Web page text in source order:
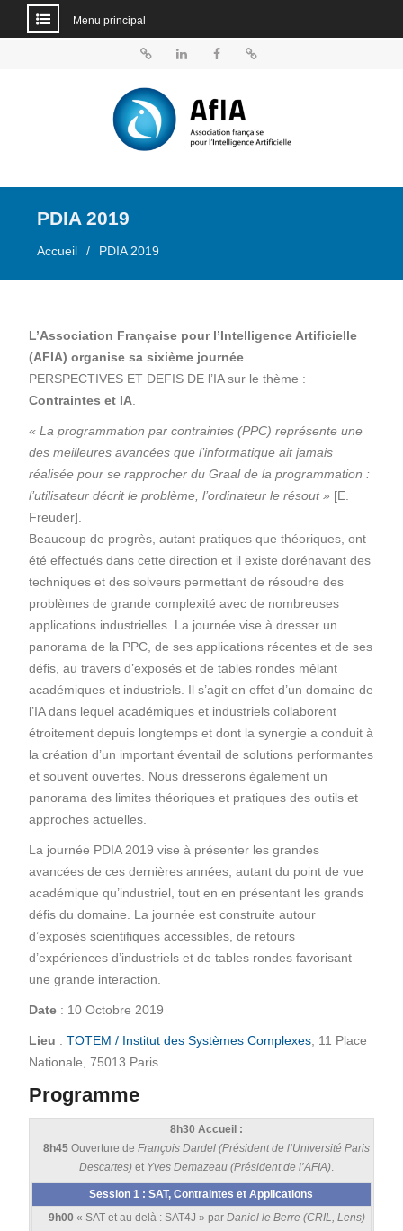
Menu principal
PDIA 2019
Accueil PDIA 2019
L’Association Française pour l’Intelligence Artificielle
(AFIA) organise sa sixième journée
PERSPECTIVES ET DEFIS DE l’IA sur le thème :
Contraintes et IA.
« La programmation par contraintes (PPC) représente une
des meilleures avancées que l’informatique ait jamais
réalisée pour se rapprocher du Graal de la programmation :
l’utilisateur décrit le problème, l’ordinateur le résout » [E.
Freuder].
Beaucoup de progrès, autant pratiques que théoriques, ont
été effectués dans cette direction et il existe dorénavant des
techniques et des solveurs permettant de résoudre des
problèmes de grande complexité avec de nombreuses
applications industrielles. La journée vise à dresser un
panorama de la PPC, de ses applications récentes et de ses
défis, au travers d’exposés et de tables rondes mêlant
académiques et industriels. Il s’agit en effet d’un domaine de
l’IA dans lequel académiques et industriels collaborent
étroitement depuis longtemps et dont la synergie a conduit à
la création d’un important éventail de solutions performantes
et souvent ouvertes. Nous dresserons également un
panorama des limites théoriques et pratiques des outils et
approches actuelles.
La journée PDIA 2019 vise à présenter les grandes
avancées de ces dernières années, autant du point de vue
académique qu’industriel, tout en en présentant les grands
défis du domaine. La journée est construite autour
d’exposés scientifiques accessibles, de retours
d’expériences d’industriels et de tables rondes favorisant
une grande interaction.
Date: 10 Octobre 2019
Lieu : TOTEM / Institut des Systèmes Complexes, 11 Place
Nationale, 75013 Paris
Programme
8h30 Accueil :
8h45 Ouverture deFrançois Dardel (Président de l’Université Paris
Descartes) et Yves Demazeau (Président de l’AFIA)
Session 1 : SAT, Contraintes et Applications
9h00 « SAT et au delà : SAT4J » par Daniel le Berre (CRIL, Lens)